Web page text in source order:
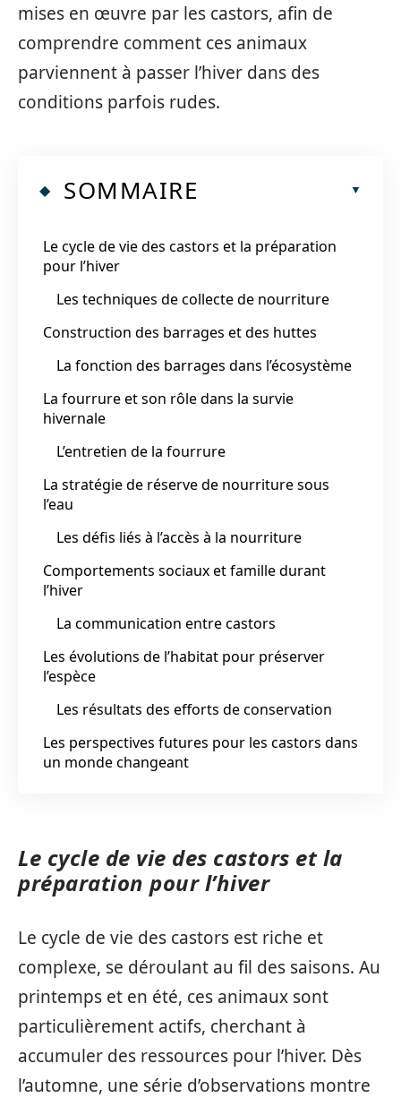
mises en œuvre par les castors, afin de
comprendre comment ces animaux
parviennent à passer l’hiver dans des
conditions parfois rudes.
SOMMAIRE
Le cycle de vie des castors et la préparation
pour l’hiver
Les techniques de collecte de nourriture
Construction des barrages et des huttes
La fonction des barrages dans l’écosystème
La fourrure et son rôle dans la survie
hivernale
L’entretien de la fourrure
La stratégie de réserve de nourriture sous
l’eau
Les défis liés à l’accès à la nourriture
Comportements sociaux et famille durant
l’hiver
La communication entre castors
Les évolutions de l’habitat pour préserver
l’espèce
Les résultats des efforts de conservation
Les perspectives futures pour les castors dans
un monde changeant
Le cycle de vie des castors et la
préparation pour l’hiver
Le cycle de vie des castors est riche et
complexe, se déroulant au fil des saisons. Au
printemps et en été, ces animaux sont
particulièrement actifs, cherchant à
accumuler des ressources pour l’hiver. Dès
l’automne, une série d’observations montre